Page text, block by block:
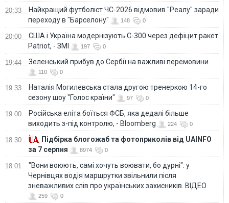
20:33
Найкращий футболіст ЧС-2026 відмовив "Реалу" заради
переходу в "Барселону"
148 0
20:00
США і Україна модернізують С-300 через дефіцит ракет
Patriot, - ЗМІ
197 0
19:44 Зеленський прибув до Сербії на важливі перемовини
110 0
19:33
Наталія Могилевська стала другою тренеркою 14-го
сезону шоу "Голос країни"
97 0
19:00
Російська еліта боїться ФСБ, яка дедалі більше
виходить з-під контролю, - Bloomberg
224 0
18:30
Підбірка блогожаб та фотоприколів від UAINFO
за 7 серпня
8974 0
18:01
"Вони воюють, самі хочуть воювати, бо дурні": у
Чернівцях водія маршрутки звільнили після
зневажливих слів про українських захисників. ВІДЕО
259 0